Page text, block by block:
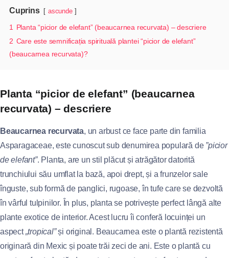
Cuprins ascunde
1
Planta “picior de elefant” (beaucarnea recurvata) – descriere
2 Care este semnificația spirituală plantei “picior de elefant”
(beaucarnea recurvata)?
Planta “picior de elefant” (beaucarnea
recurvata) – descriere
Beaucarnea recurvata, un arbust ce face parte din familia
Asparagaceae, este cunoscut sub denumirea populară de ”picior
de elefant”. Planta, are un stil plăcut și atrăgător datorită
trunchiului său umflat la bază, apoi drept, și a frunzelor sale
înguste, sub formă de panglici, rugoase, în tufe care se dezvoltă
în vârful tulpinilor. În plus, planta se potrivește perfect lângă alte
plante exotice de interior. Acest lucru îi conferă locuinței un
aspect„tropical”și original. Beaucarnea este o plantă rezistentă
originară din Mexic și poate trăi zeci de ani. Este o plantă cu